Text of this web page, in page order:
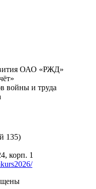
ОАО «РЖД»
войны и труда
135)
корп. 1